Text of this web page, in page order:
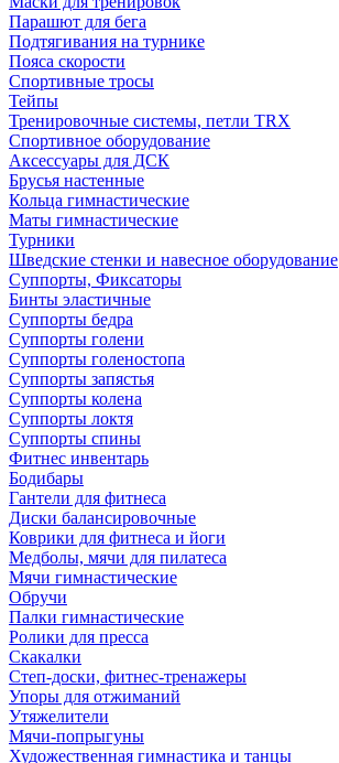
Парашют для бега
Подтягивания на турнике
Пояса скорости
Спортивные тросы
Тейпы
Тренировочные системы, петли TRX
Спортивное оборудование
Аксессуары для ДСК
Брусья настенные
Кольца гимнастические
Маты гимнастические
Турники
Шведские стенки и навесное оборудование
Суппорты, Фиксаторы
Бинты эластичные
Суппорты бедра
Суппорты голени
Суппорты голеностопа
Суппорты запястья
Суппорты колена
Суппорты локтя
Суппорты спины
Фитнес инвентарь
Бодибары
Гантели для фитнеса
Диски балансировочные
Коврики для фитнеса и йоги
Медболы, мячи для пилатеса
Мячи гимнастические
Обручи
Палки гимнастические
Ролики для пресса
Скакалки
Степ-доски, фитнес-тренажеры
Упоры для отжиманий
Утяжелители
Мячи-попрыгуны
Художественная гимнастика и танцы